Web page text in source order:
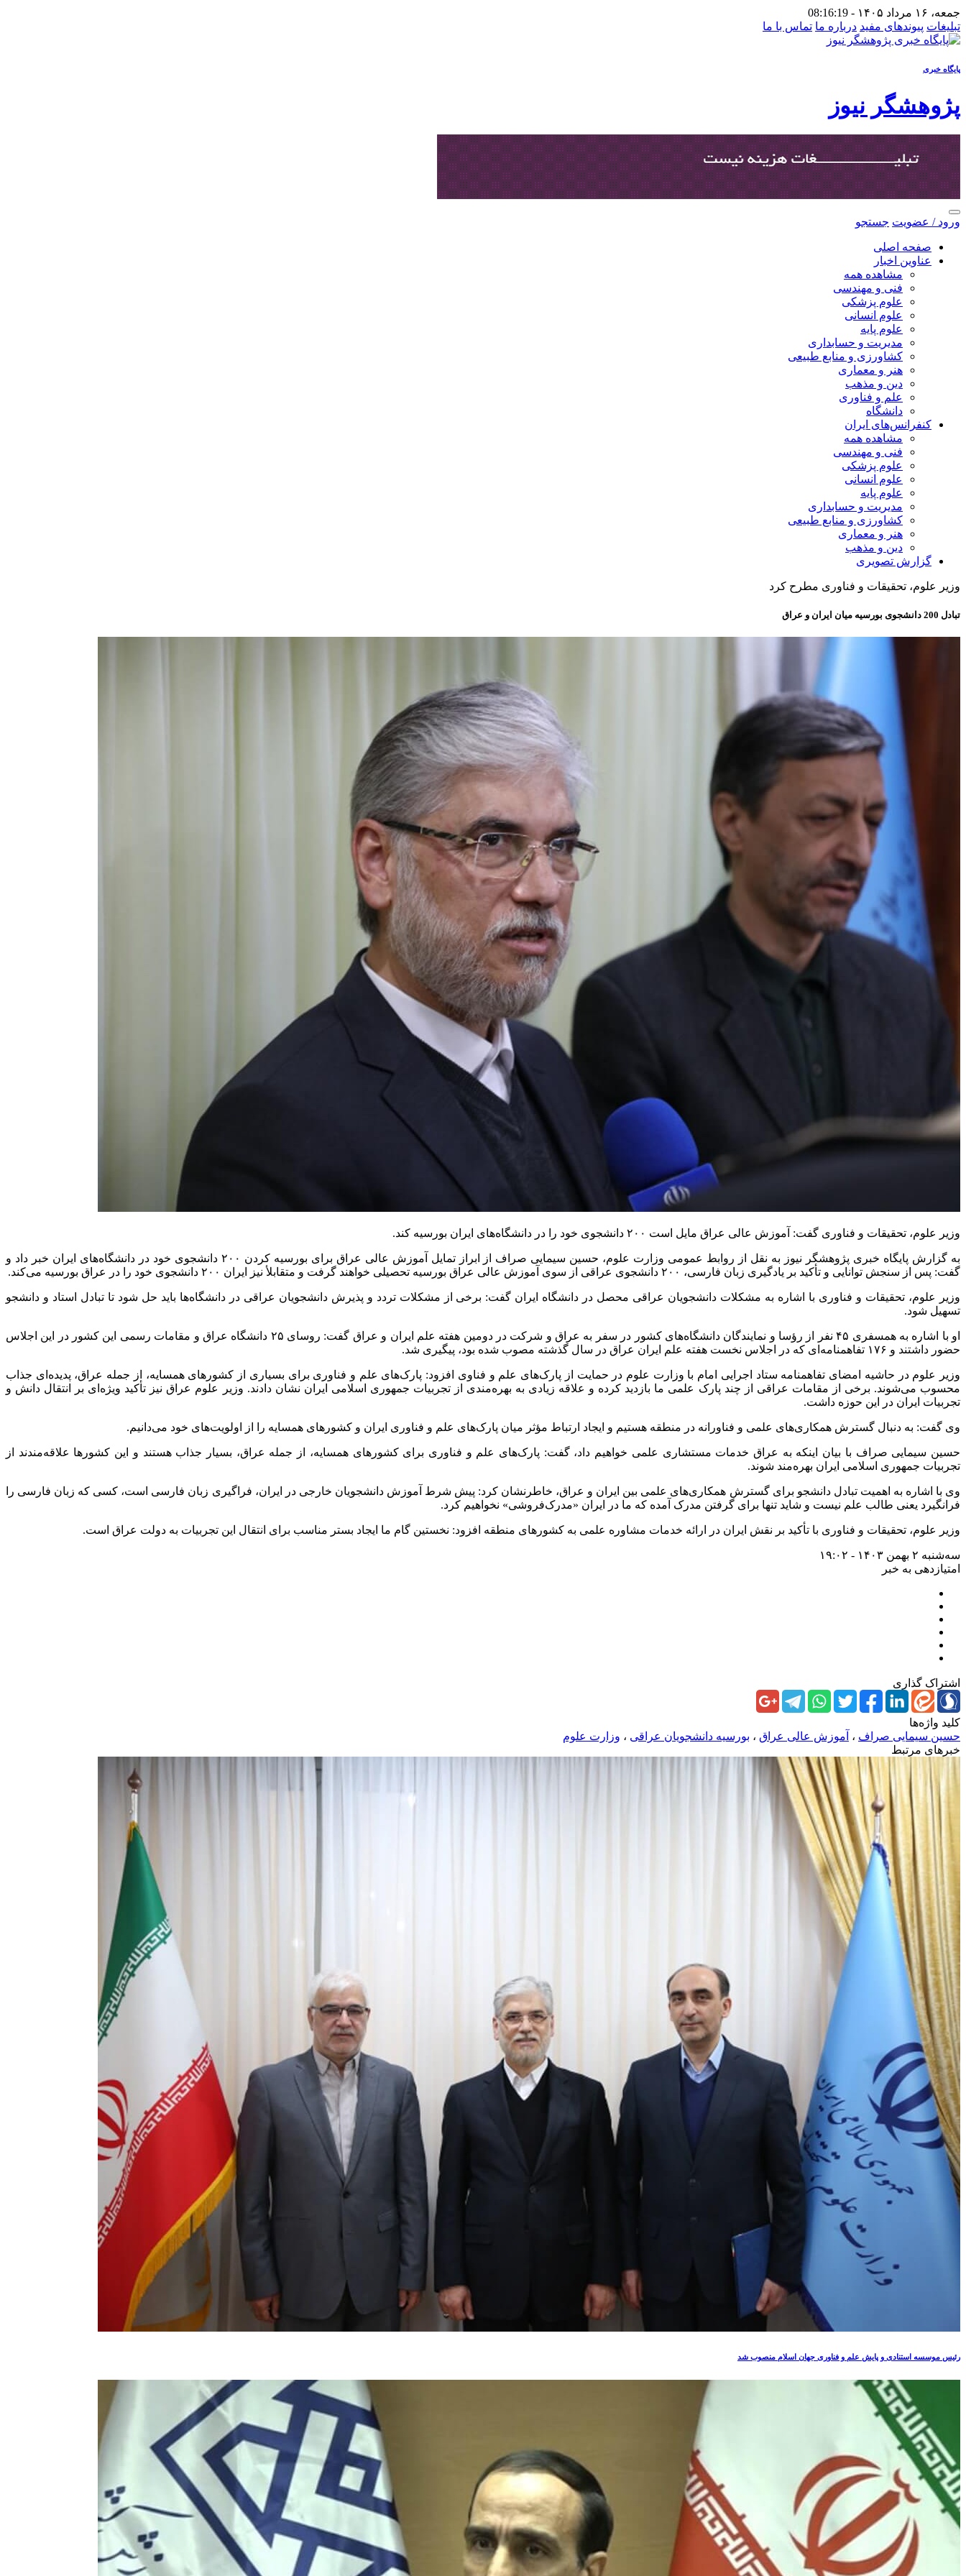
جمعه، ۱۶ مرداد ۱۴۰۵ -
08:16:19
تبلیغات پیوندهای مفید درباره ما تماس با ما
پایگاه خبری
پژوهشگر نیوز
ورود / عضویت جستجو
صفحه اصلی
عناوین اخبار
مشاهده همه
فنی و مهندسی
علوم پزشکی
علوم انسانی
علوم پایه
مدیریت و حسابداری
کشاورزی و منابع طبیعی
هنر و معماری
دین و مذهب
علم و فناوری
دانشگاه
کنفرانس‌های ایران
مشاهده همه
فنی و مهندسی
علوم پزشکی
علوم انسانی
علوم پایه
مدیریت و حسابداری
کشاورزی و منابع طبیعی
هنر و معماری
دین و مذهب
گزارش تصویری
وزیر علوم، تحقیقات و فناوری مطرح کرد
تبادل 200 دانشجوی بورسیه میان ایران و عراق
وزیر علوم، تحقیقات و فناوری گفت: آموزش عالی عراق مایل است ۲۰۰ دانشجوی خود را در دانشگاه‌های ایران بورسیه کند.
به گزارش پایگاه خبری پژوهشگر نیوز به نقل از روابط عمومی وزارت علوم، حسین سیمایی صراف از ابراز تمایل آموزش عالی عراق برای بورسیه کردن ۲۰۰ دانشجوی خود در دانشگاه‌های ایران خبر داد و
گفت: پس از سنجش توانایی و تأکید بر یادگیری زبان فارسی، ۲۰۰ دانشجوی عراقی از سوی آموزش عالی عراق بورسیه تحصیلی خواهند گرفت و متقابلأ نیز ایران ۲۰۰ دانشجوی خود را در عراق بورسیه می‌کند.
وزیر علوم، تحقیقات و فناوری با اشاره به مشکلات دانشجویان عراقی محصل در دانشگاه ایران گفت: برخی از مشکلات تردد و پذیرش دانشجویان عراقی در دانشگاه‌ها باید حل شود تا تبادل استاد و دانشجو
تسهیل شود.
او با اشاره به همسفری ۴۵ نفر از رؤسا و نمایندگان دانشگاه‌های کشور در سفر به عراق و شرکت در دومین هفته علم ایران و عراق گفت: روسای ۲۵ دانشگاه عراق و مقامات رسمی این کشور در این اجلاس
حضور داشتند و ۱۷۶ تفاهمنامه‌ای که در اجلاس نخست هفته علم ایران عراق در سال گذشته مصوب شده بود، پیگیری شد.
وزیر علوم در حاشیه امضای تفاهمنامه ستاد اجرایی امام با وزارت علوم در حمایت از پارک‌های علم و فناوی افزود: پارک‌های علم و فناوری برای بسیاری از کشور‌های همسایه، از جمله عراق، پدیده‌ای جذاب
محسوب می‌شوند. برخی از مقامات عراقی از چند پارک علمی ما بازدید کرده و علاقه زیادی به بهره‌مندی از تجربیات جمهوری اسلامی ایران نشان دادند. وزیر علوم عراق نیز تأکید ویژه‌ای بر انتقال دانش و
تجربیات ایران در این حوزه داشت.
وی گفت: به دنبال گسترش همکاری‌های علمی و فناورانه در منطقه هستیم و ایجاد ارتباط مؤثر میان پارک‌های علم و فناوری ایران و کشور‌های همسایه را از اولویت‌های خود می‌دانیم.
حسین سیمایی صراف با بیان اینکه به عراق خدمات مستشاری علمی خواهیم داد، گفت: پارک‌های علم و فناوری برای کشور‌های همسایه، از جمله عراق، بسیار جذاب هستند و این کشور‌ها علاقه‌مندند از
تجربیات جمهوری اسلامی ایران بهره‌مند شوند.
وی با اشاره به اهمیت تبادل دانشجو برای گسترش همکاری‌های علمی بین ایران و عراق، خاطرنشان کرد: پیش شرط آموزش دانشجویان خارجی در ایران، فراگیری زبان فارسی است، کسی که زبان فارسی را
فرانگیرد یعنی طالب علم نیست و شاید تنها برای گرفتن مدرک آمده که ما در ایران «مدرک‌فروشی» نخواهیم کرد.
وزیر علوم، تحقیقات و فناوری با تأکید بر نقش ایران در ارائه خدمات مشاوره علمی به کشور‌های منطقه افزود: نخستین گام ما ایجاد بستر مناسب برای انتقال این تجربیات به دولت عراق است.
سه‌شنبه ۲ بهمن ۱۴۰۳ - ۱۹:۰۲
امتیازدهی به خبر
اشتراک گذاری
کلید واژه‌ها
حسین سیمایی صراف ، آموزش عالی عراق ، بورسیه دانشجویان عراقی ، وزارت علوم
خبرهای مرتبط
رئیس موسسه استنادی و پایش علم و فناوری جهان اسلام منصوب شد